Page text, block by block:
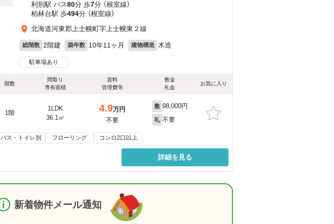
利別駅 バス80分 歩7分 （根室線）
柏林台駅 歩494分 （根室線）
北海道河東郡上士幌町字上士幌東２線
総階数 2階建 築年数 10年11ヶ月 建物構造 木造
駐車場あり
階数
間取り
専有面積
賃料
管理費等
敷金
礼金
お気に入り
1階
1LDK
36.1㎡
4.9万円
不要
敷 98,000円
礼 不要
バス・トイレ別 フローリング コンロ2口以上
詳細を見る
新着物件メール通知